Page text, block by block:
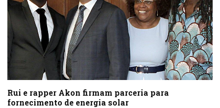
Rui e rapper Akon firmam parceria para
fornecimento de energia solar